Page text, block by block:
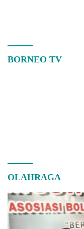
BORNEO TV
OLAHRAGA